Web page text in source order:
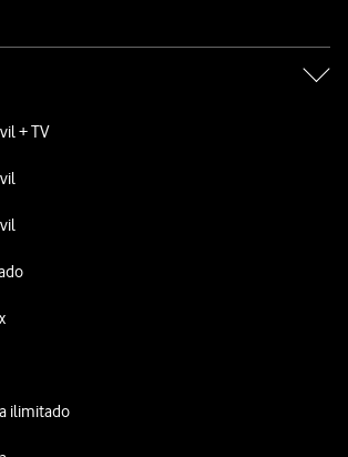
+ TV
ilimitado